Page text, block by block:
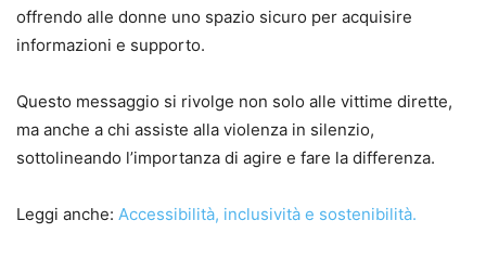
offrendo alle donne uno spazio sicuro per acquisire
informazioni e supporto.
Questo messaggio si rivolge non solo alle vittime dirette,
ma anche a chi assiste alla violenza in silenzio,
sottolineando l’importanza di agire e fare la differenza.
Leggi anche: Accessibilità, inclusività e sostenibilità.